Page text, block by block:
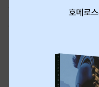
eBook
예스이십
이용약관
개인